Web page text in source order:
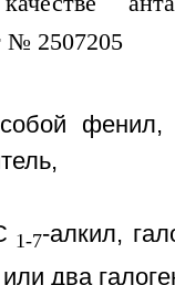
собой
1-7-алкил,
два